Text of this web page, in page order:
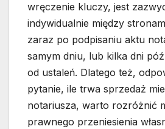
wręczenie kluczy, jest
indywidualnie między
zaraz po podpisaniu aktu
samym dniu, lub kilka dni
od ustaleń. Dlatego też,
pytanie, ile trwa sprzedaż
notariusza, warto rozróżnić
prawnego przeniesienia